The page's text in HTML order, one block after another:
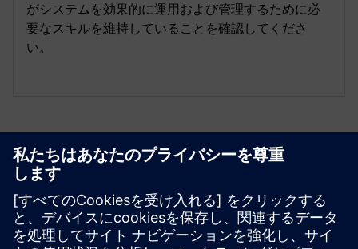
がシステムを効果的に運用および管理するために必
要なスキルを維持していることを確認してくださ
い。
リソースと関連製品の詳細
その他の情報とリソース